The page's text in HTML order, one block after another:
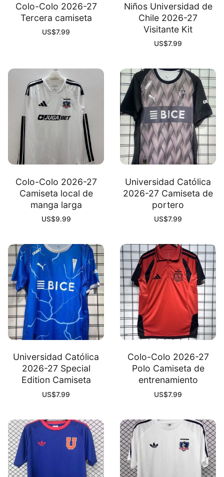
Colo-Colo 2026-27
Tercera camiseta
US$7.99
Niños Universidad de
Chile 2026-27
Visitante Kit
US$7.99
Colo-Colo 2026-27
Camiseta local de
manga larga
US$9.99
Universidad Católica
2026-27 Camiseta de
portero
US$7.99
Universidad Católica
2026-27 Special
Edition Camiseta
US$7.99
Colo-Colo 2026-27
Polo Camiseta de
entrenamiento
US$7.99